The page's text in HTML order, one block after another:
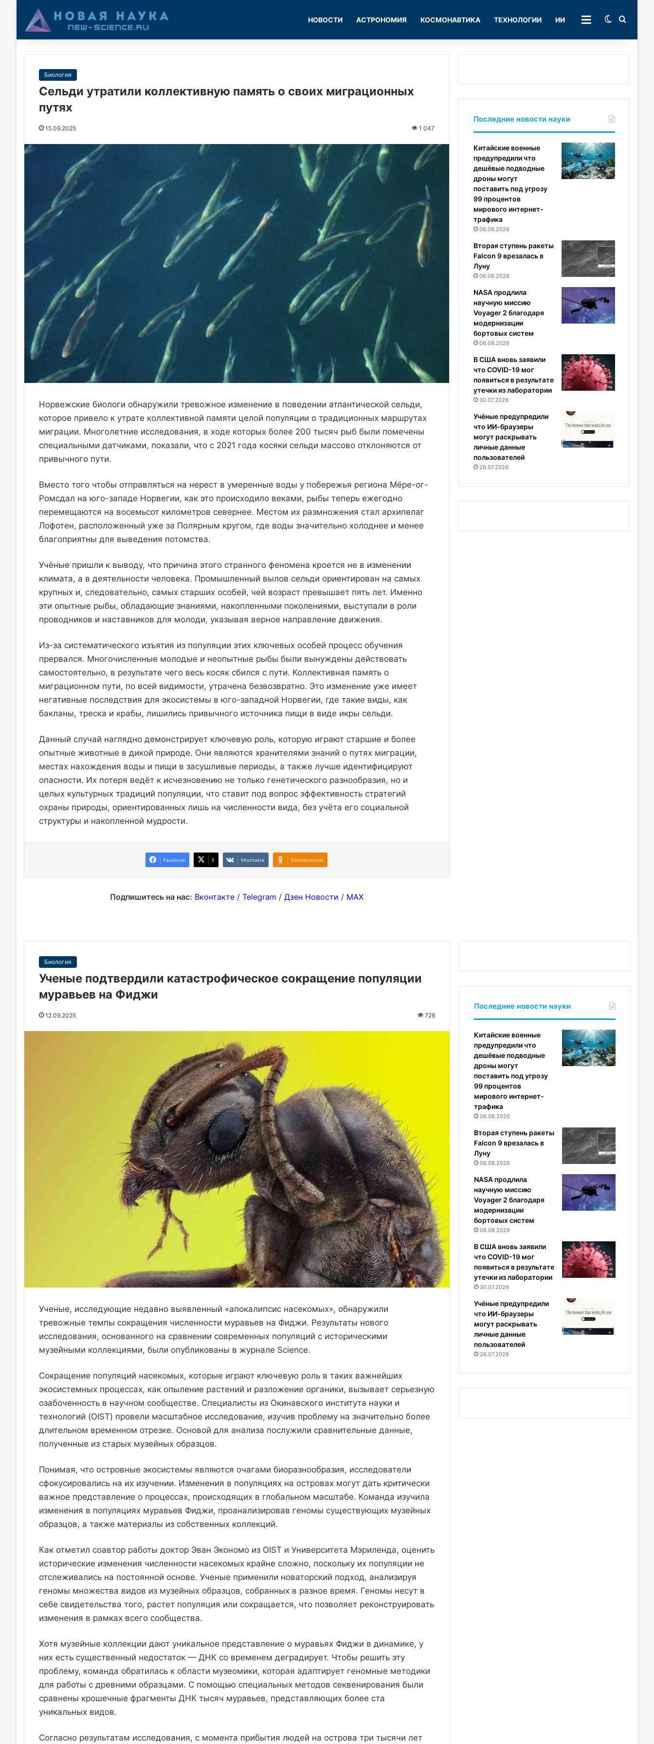
НОВОСТИ АСТРОНОМИЯ КОСМОНАВТИКА ТЕХНОЛОГИИ ИИ РУБРИКИSwitch skin
Биология
Сельди утратили коллективную память о своих миграционных
путях
15.09.2025 1 047
Норвежские биологи обнаружили тревожное изменение в поведении атлантической сельди,
которое привело к утрате коллективной памяти целой популяции о традиционных маршрутах
миграции. Многолетние исследования, в ходе которых более 200 тысяч рыб были помечены
специальными датчиками, показали, что с 2021 года косяки сельди массово отклоняются от
привычного пути.
Вместо того чтобы отправляться на нерест в умеренные воды у побережья региона Мёре-ог-
Ромсдал на юго-западе Норвегии, как это происходило веками, рыбы теперь ежегодно
перемещаются на восемьсот километров севернее. Местом их размножения стал архипелаг
Лофотен, расположенный уже за Полярным кругом, где воды значительно холоднее и менее
благоприятны для выведения потомства.
Учёные пришли к выводу, что причина этого странного феномена кроется не в изменении
климата, а в деятельности человека. Промышленный вылов сельди ориентирован на самых
крупных и, следовательно, самых старших особей, чей возраст превышает пять лет. Именно
эти опытные рыбы, обладающие знаниями, накопленными поколениями, выступали в роли
проводников и наставников для молоди, указывая верное направление движения.
Из-за систематического изъятия из популяции этих ключевых особей процесс обучения
прервался. Многочисленные молодые и неопытные рыбы были вынуждены действовать
самостоятельно, в результате чего весь косяк сбился с пути. Коллективная память о
миграционном пути, по всей видимости, утрачена безвозвратно. Это изменение уже имеет
негативные последствия для экосистемы в юго-западной Норвегии, где такие виды, как
бакланы, треска и крабы, лишились привычного источника пищи в виде икры сельди.
Данный случай наглядно демонстрирует ключевую роль, которую играют старшие и более
опытные животные в дикой природе. Они являются хранителями знаний о путях миграции,
местах нахождения воды и пищи в засушливые периоды, а также лучше идентифицируют
опасности. Их потеря ведёт к исчезновению не только генетического разнообразия, но и
целых культурных традиций популяции, что ставит под вопрос эффективность стратегий
охраны природы, ориентированных лишь на численности вида, без учёта его социальной
структуры и накопленной мудрости.
Facebook X VKontakte Odnoklassniki
Подпишитесь на нас: Вконтакте/ Telegram / Дзен Новости / MAX
Последние новости науки
Китайские военные
предупредили что
дешёвые подводные
дроны могут
поставить под угрозу
99 процентов
мирового интернет-
трафика
06.08.2026
Вторая ступень ракеты
Falcon 9 врезалась в
Луну
06.08.2026
NASA продлила
научную миссию
Voyager 2 благодаря
модернизации
бортовых систем
06.08.2026
В США вновь заявили
что COVID-19 мог
появиться в результате
утечки из лаборатории
30.07.2026
Учёные предупредили
что ИИ-браузеры
могут раскрывать
личные данные
пользователей
26.07.2026